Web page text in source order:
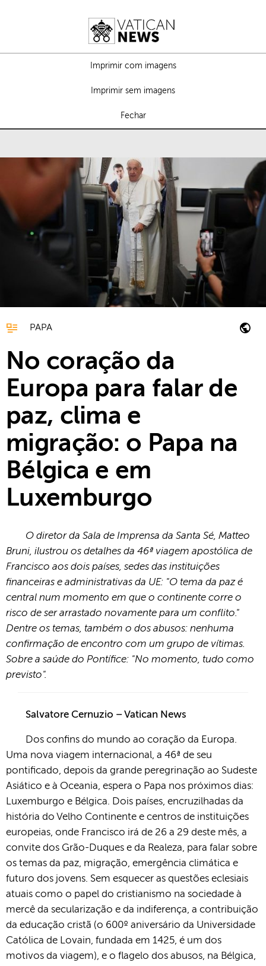
Imprimir com imagens
Imprimir sem imagens
Fechar
PAPA
No coração da
Europa para falar de
paz, clima e
migração: o Papa na
Bélgica e em
Luxemburgo
O diretor da Sala de Imprensa da Santa Sé, Matteo
Bruni, ilustrou os detalhes da 46ª viagem apostólica de
Francisco aos dois países, sedes das instituições
financeiras e administrativas da UE: "O tema da paz é
central num momento em que o continente corre o
risco de ser arrastado novamente para um conflito."
Dentre os temas, também o dos abusos: nenhuma
confirmação de encontro com um grupo de vítimas.
Sobre a saúde do Pontífice: "No momento, tudo como
previsto".
Salvatore Cernuzio – Vatican News
Dos confins do mundo ao coração da Europa.
Uma nova viagem internacional, a 46ª de seu
pontificado, depois da grande peregrinação ao Sudeste
Asiático e à Oceania, espera o Papa nos próximos dias:
Luxemburgo e Bélgica. Dois países, encruzilhadas da
história do Velho Continente e centros de instituições
europeias, onde Francisco irá de 26 a 29 deste mês, a
convite dos Grão-Duques e da Realeza, para falar sobre
os temas da paz, migração, emergência climática e
futuro dos jovens. Sem esquecer as questões eclesiais
atuais como o papel do cristianismo na sociedade à
mercê da secularização e da indiferença, a contribuição
da educação cristã (o 600º aniversário da Universidade
Católica de Lovain, fundada em 1425, é um dos
motivos da viagem), e o flagelo dos abusos, na Bélgica,